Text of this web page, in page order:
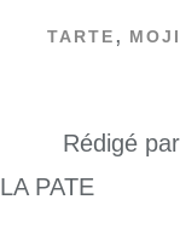
TARTE ,
Rédigé
LA PATE